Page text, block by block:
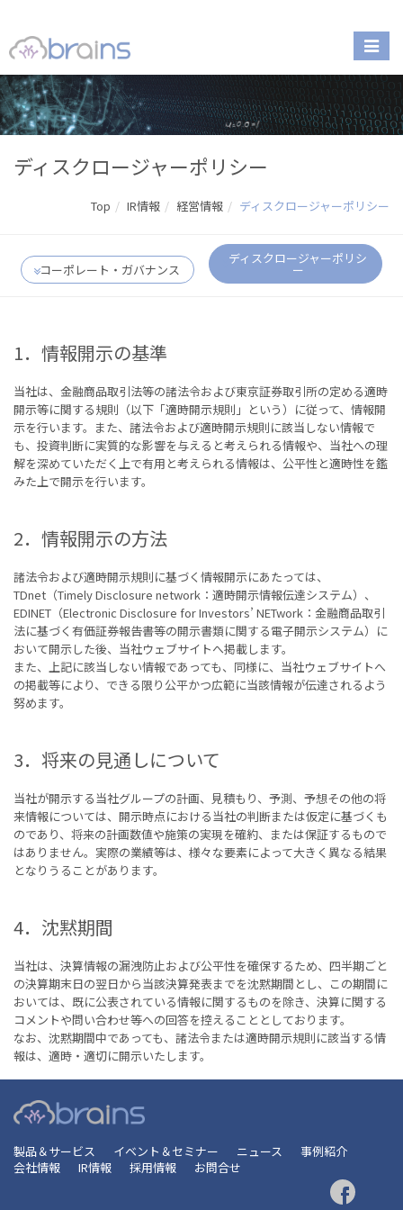
ディスクロージャーポリシー
Top IR情報 経営情報 ディスクロージャーポリシー
コーポレート・ガバナンス
ディスクロージャーポリシ
ー
1．情報開示の基準
当社は、金融商品取引法等の諸法令および東京証券取引所の定める適時
開示等に関する規則（以下「適時開示規則」という）に従って、情報開
示を行います。また、諸法令および適時開示規則に該当しない情報で
も、投資判断に実質的な影響を与えると考えられる情報や、当社への理
解を深めていただく上で有用と考えられる情報は、公平性と適時性を鑑
みた上で開示を行います。
2．情報開示の方法
諸法令および適時開示規則に基づく情報開示にあたっては、
TDnet（Timely Disclosure network：適時開示情報伝達システム）、
EDINET（Electronic Disclosure for Investors’ NETwork：金融商品取引
法に基づく有価証券報告書等の開示書類に関する電子開示システム）に
おいて開示した後、当社ウェブサイトへ掲載します。
また、上記に該当しない情報であっても、同様に、当社ウェブサイトへ
の掲載等により、できる限り公平かつ広範に当該情報が伝達されるよう
努めます。
3．将来の見通しについて
当社が開示する当社グループの計画、見積もり、予測、予想その他の将
来情報については、開示時点における当社の判断または仮定に基づくも
のであり、将来の計画数値や施策の実現を確約、または保証するもので
はありません。実際の業績等は、様々な要素によって大きく異なる結果
となりうることがあります。
4．沈黙期間
当社は、決算情報の漏洩防止および公平性を確保するため、四半期ごと
の決算期末日の翌日から当該決算発表までを沈黙期間とし、この期間に
おいては、既に公表されている情報に関するものを除き、決算に関する
コメントや問い合わせ等への回答を控えることとしております。
なお、沈黙期間中であっても、諸法令または適時開示規則に該当する情
報は、適時・適切に開示いたします。
製品＆サービス イベント＆セミナー ニュース
事例紹介
会社情報
IR情報 採用情報 お問合せ